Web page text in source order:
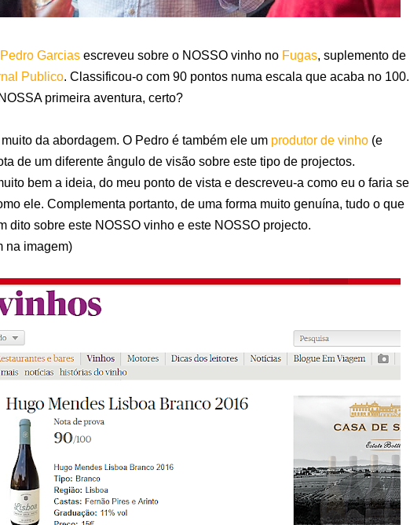
Pedro Garcias escreveu sobre o NOSSO vinho no Fugas, suplemento de
Publico. Classificou-o com 90 pontos numa escala que acaba no 100.
primeira aventura, certo?
da abordagem. O Pedro é também ele um produtor de vinho (e
de um diferente ângulo de visão sobre este tipo de projectos.
bem a ideia, do meu ponto de vista e descreveu-a como eu o faria se
ele. Complementa portanto, de uma forma muito genuína, tudo o que
dito sobre este NOSSO vinho e este NOSSO projecto.
na imagem)